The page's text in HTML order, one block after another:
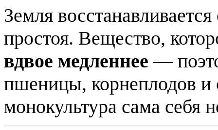
Земля
простоя. Вещество,
вдвое медленнее —
пшеницы, корнеплодов и
монокультура сама себя